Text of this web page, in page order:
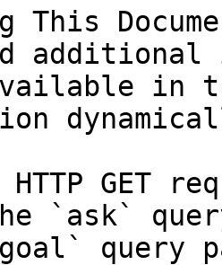
This
in
HTTP GET
`ask`
query